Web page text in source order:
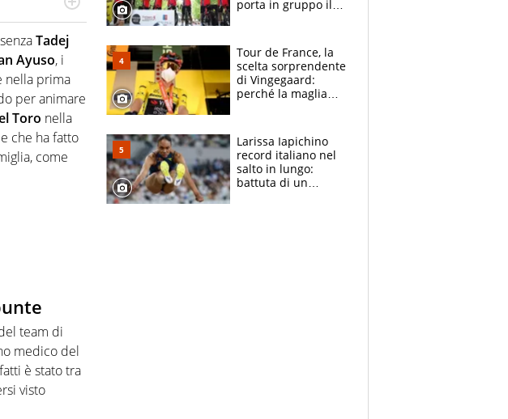
Provate a
Tadej
Ayuso, i
nella prima
per animare
Toro nella
e che ha fatto
come
team di
medico del
è stato tra
visto
porta in gruppo il
compagni
Tour de France, la
scelta sorprendente
di Vingegaard:
perché la maglia
rischio da evitare
Larissa Iapichino
record italiano nel
salto in lungo:
battuta di un